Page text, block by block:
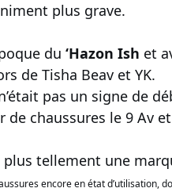
plus grave.
du ‘Hazon Ish et
de Tisha Beav et YK.
pas un signe de
chaussures le 9 Av
plus tellement une
encore en état d’utilisation,